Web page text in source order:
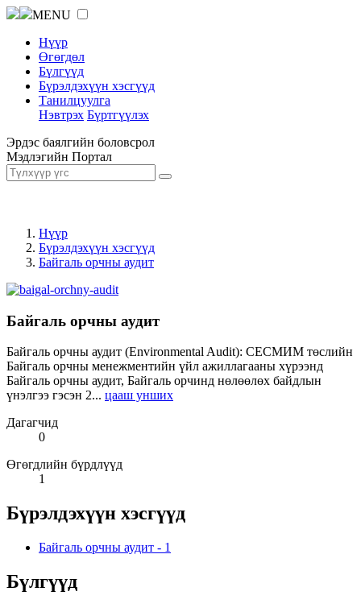
MENU
Нүүр
Өгөгдөл
Бүлгүүд
Бүрэлдэхүүн хэсгүүд
Танилцуулга
Нэвтрэх Бүртгүүлэх
Эрдэс баялгийн боловсрол
Мэдлэгийн Портал
Нүүр
Бүрэлдэхүүн хэсгүүд
Байгаль орчны аудит
Байгаль орчны аудит
Байгаль орчны аудит (Environmental Audit): СЕСМИМ төслийн
Байгаль орчны менежментийн үйл ажиллагааны хүрээнд
Байгаль орчны аудит, Байгаль орчинд нөлөөлөх байдлын
үнэлгээ гэсэн 2... цааш унших
Дагагчид
0
Өгөгдлийн бүрдлүүд
1
Бүрэлдэхүүн хэсгүүд
Байгаль орчны аудит - 1
Бүлгүүд